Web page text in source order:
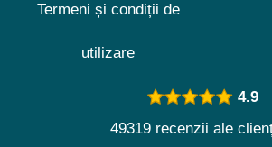
Termeni și condiții de
utilizare
4.9
49319 recenzii ale